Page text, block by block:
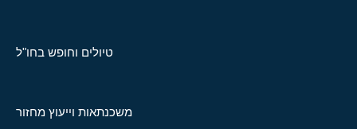
טיולים וחופש בחו"ל
משכנתאות וייעוץ מחזור